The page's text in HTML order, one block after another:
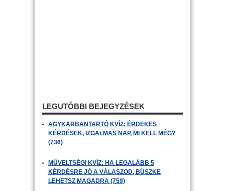
LEGUTÓBBI BEJEGYZÉSEK
AGYKARBANTARTÓ KVÍZ: ÉRDEKES
KÉRDÉSEK, IZGALMAS NAP, MI KELL MÉG?
(736)
MŰVELTSÉGI KVÍZ: HA LEGALÁBB 5
KÉRDÉSRE JÓ A VÁLASZOD, BÜSZKE
LEHETSZ MAGADRA (759)